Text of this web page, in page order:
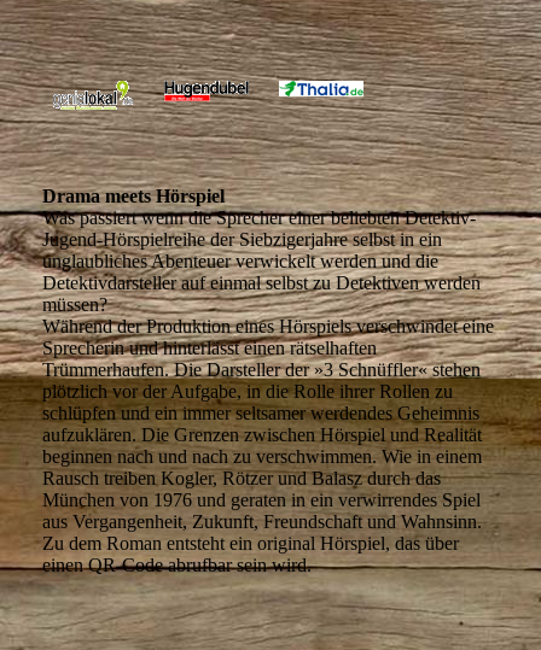
Drama meets Hörspiel
Was passiert wenn die Sprecher einer beliebten Detektiv-
Jugend-Hörspielreihe der Siebzigerjahre selbst in ein
unglaubliches Abenteuer verwickelt werden und die
Detektivdarsteller auf einmal selbst zu Detektiven werden
müssen?
Während der Produktion eines Hörspiels verschwindet eine
Sprecherin und hinterlässt einen rätselhaften
Trümmerhaufen. Die Darsteller der »3 Schnüffler« stehen
plötzlich vor der Aufgabe, in die Rolle ihrer Rollen zu
schlüpfen und ein immer seltsamer werdendes Geheimnis
aufzuklären. Die Grenzen zwischen Hörspiel und Realität
beginnen nach und nach zu verschwimmen. Wie in einem
Rausch treiben Kogler, Rötzer und Balasz durch das
München von 1976 und geraten in ein verwirrendes Spiel
aus Vergangenheit, Zukunft, Freundschaft und Wahnsinn.
Zu dem Roman entsteht ein original Hörspiel, das über
einen QR-Code abrufbar sein wird.